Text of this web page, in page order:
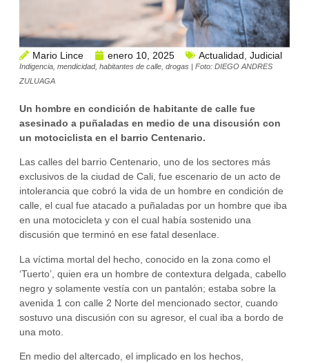
Mario Lince enero 10, 2025 Actualidad Judicial
Indigencia, mendicidad, habitantes de calle, drogas | Foto: DIEGO ANDRES
ZULUAGA
Un hombre en condición de habitante de calle fue
asesinado a puñaladas en medio de una discusión con
un motociclista en el barrio Centenario.
Las calles del barrio Centenario, uno de los sectores más
exclusivos de la ciudad de Cali, fue escenario de un acto de
intolerancia que cobró la vida de un hombre en condición de
calle, el cual fue atacado a puñaladas por un hombre que iba
en una motocicleta y con el cual había sostenido una
discusión que terminó en ese fatal desenlace.
La víctima mortal del hecho, conocido en la zona como el
‘Tuerto’, quien era un hombre de contextura delgada, cabello
negro y solamente vestía con un pantalón; estaba sobre la
avenida 1 con calle 2 Norte del mencionado sector, cuando
sostuvo una discusión con su agresor, el cual iba a bordo de
una moto.
En medio del altercado, el implicado en los hechos,